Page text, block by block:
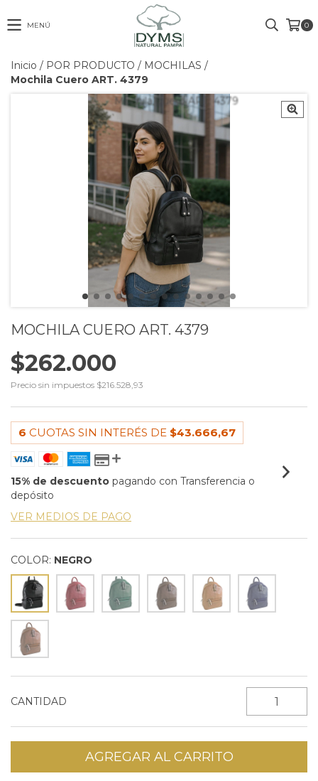
MENÚ 0
Inicio / POR PRODUCTO / MOCHILAS /
Mochila Cuero ART. 4379
MOCHILA CUERO ART. 4379
$262.000
Precio sin impuestos $216.528,93
6 CUOTAS SIN INTERÉS DE $43.666,67
15% de descuento pagando con Transferencia o
depósito
VER MEDIOS DE PAGO
COLOR: NEGRO
CANTIDAD